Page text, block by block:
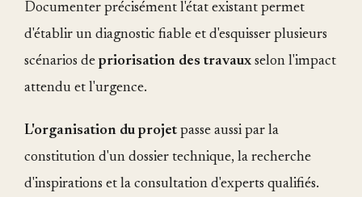
Documenter précisément l'état existant permet
d'établir un diagnostic fiable et d'esquisser plusieurs
scénarios de priorisation des travaux selon l'impact
attendu et l'urgence.
L'organisation du projet passe aussi par la
constitution d'un dossier technique, la recherche
d'inspirations et la consultation d'experts qualifiés.